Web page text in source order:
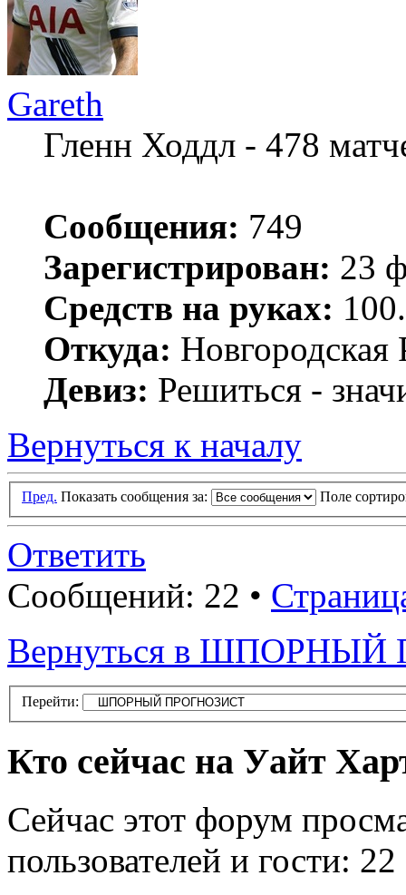
Gareth
Гленн Ходдл - 478
Сообщения: 749
Зарегистрирован: 23
Средств на руках:
Откуда: Новгородская
Девиз: Решиться -
Вернуться к началу
Пред. Показать сообщения за: Поле
Ответить
Сообщений: 22 •
Вернуться в
Перейти:
Кто сейчас на Уайт
Сейчас этот форум
пользователей и гости: 22